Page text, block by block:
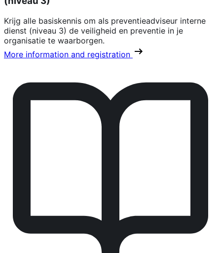
Krijg alle basiskennis om als preventieadviseur interne
dienst (niveau 3) de veiligheid en preventie in je
organisatie te waarborgen.
More information and registration